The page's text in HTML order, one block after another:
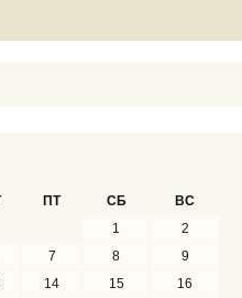
ПТ СБ ВС
1
2
7 8
9
14 15
16